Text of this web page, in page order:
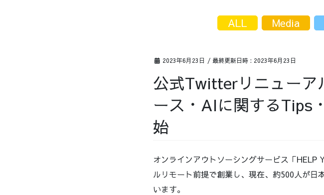
2023年6月23日 / 最終更新日時 : 2023年6月23日
公式Twitterリニューア
ース・AIに関するTips
始
オンラインアウトソーシングサービス「HELP
ルリモート前提で創業し、現在、約500人が日
います。
ALL Media